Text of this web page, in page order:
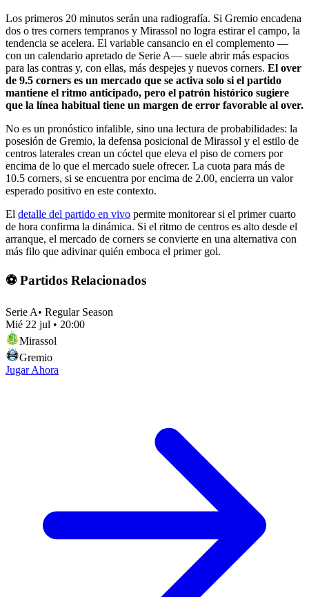
Los primeros 20 minutos serán una radiografía. Si Gremio encadena
dos o tres corners tempranos y Mirassol no logra estirar el campo, la
tendencia se acelera. El variable cansancio en el complemento —
con un calendario apretado de Serie A— suele abrir más espacios
para las contras y, con ellas, más despejes y nuevos corners. El over
de 9.5 corners es un mercado que se activa solo si el partido
mantiene el ritmo anticipado, pero el patrón histórico sugiere
que la línea habitual tiene un margen de error favorable al over.
No es un pronóstico infalible, sino una lectura de probabilidades: la
posesión de Gremio, la defensa posicional de Mirassol y el estilo de
centros laterales crean un cóctel que eleva el piso de corners por
encima de lo que el mercado suele ofrecer. La cuota para más de
10.5 corners, si se encuentra por encima de 2.00, encierra un valor
esperado positivo en este contexto.
El detalle del partido en vivo permite monitorear si el primer cuarto
de hora confirma la dinámica. Si el ritmo de centros es alto desde el
arranque, el mercado de corners se convierte en una alternativa con
más filo que adivinar quién emboca el primer gol.
⚽ Partidos Relacionados
Serie A• Regular Season
Mié 22 jul • 20:00
Mirassol
Gremio
Jugar Ahora